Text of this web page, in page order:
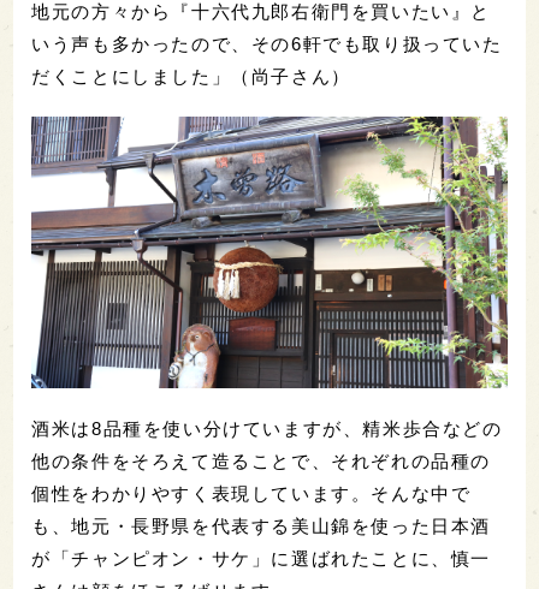
地元の方々から『十六代九郎右衛門を買いたい』と
いう声も多かったので、その6軒でも取り扱っていた
だくことにしました」（尚子さん）
酒米は8品種を使い分けていますが、精米歩合などの
他の条件をそろえて造ることで、それぞれの品種の
個性をわかりやすく表現しています。そんな中で
も、地元・長野県を代表する美山錦を使った日本酒
が「チャンピオン・サケ」に選ばれたことに、慎一